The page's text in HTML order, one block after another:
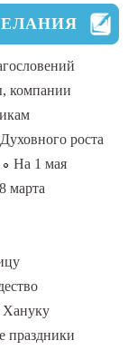
компании
Духовного роста
На 1 мая
марта
праздники